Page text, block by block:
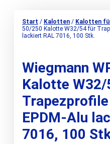
Start / Kalotten / Kalotten
50/250 Kalotte W32/54 für
lackiert RAL 7016, 100 Stk.
Wiegmann
Kalotte
EPDM-Alu
7016, 100